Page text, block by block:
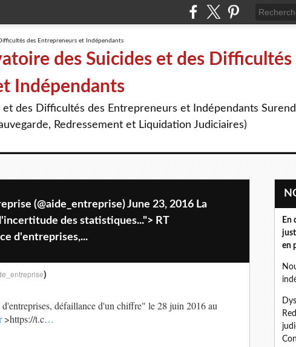
des Suicides et des Difficultés
Indépendants
et des Difficultés des Entrepreneurs et Indépendants
Redressement et Liquidation Judiciaires)
(@aide_entreprise) June 23, 2016 La
des statistiques..."> RT
d'entreprises,...
défaillance d'un chiffre" le 28 juin 2016 au
>https://t.c…
)
En
en